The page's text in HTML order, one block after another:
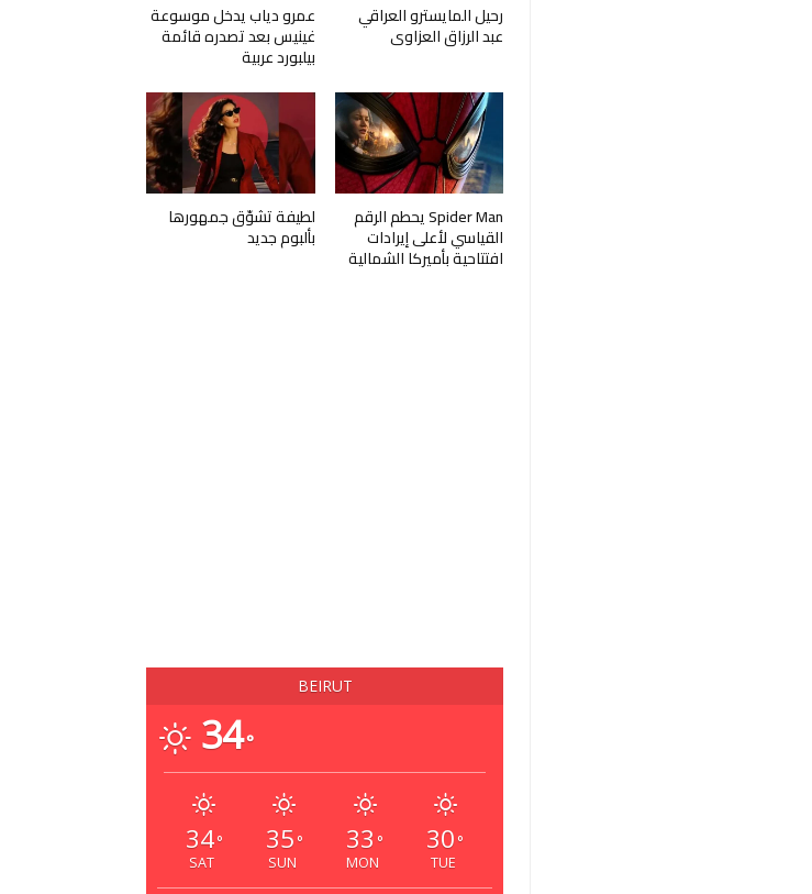
رحيل المايسترو العراقي
عبد الرزاق العزاوي
عمرو دياب يدخل موسوعة
غينيس بعد تصدره قائمة
بيلبورد عربية
Spider Man يحطم الرقم
القياسي لأعلى إيرادات
افتتاحية بأميركا الشمالية
لطيفة تشوّق جمهورها
بألبوم جديد
BEIRUT
34°
34°
SAT
35 °
SUN
33 °
MON
30 °
TUE